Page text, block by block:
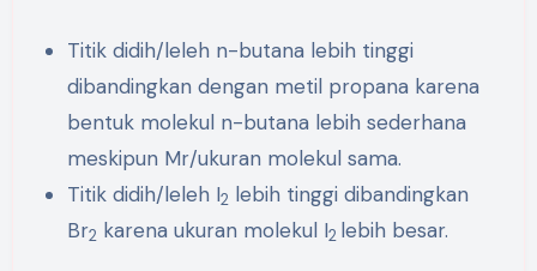
Titik didih/leleh n-butana lebih tinggi
dibandingkan dengan metil propana karena
bentuk molekul n-butana lebih sederhana
meskipun Mr/ukuran molekul sama.
Titik didih/leleh I2 lebih tinggi dibandingkan
Br2 karena ukuran molekul I2 lebih besar.